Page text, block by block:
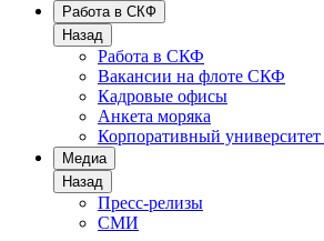
Работа в СКФ
Назад
Работа в СКФ
Вакансии на флоте СКФ
Кадровые офисы
Анкета моряка
Корпоративный
Медиа
Назад
Пресс-релизы
СМИ